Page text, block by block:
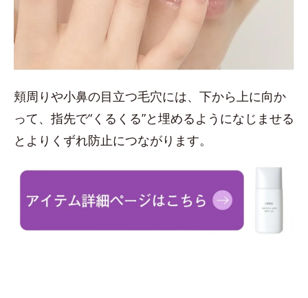
頬周りや小鼻の目立つ毛穴には、下から上に向か
って、指先で“くるくる”と埋めるようになじませる
とよりくずれ防止につながります。